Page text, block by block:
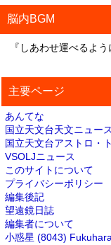
脳内BGM
『しあわせ運べるよう
主要ページ
あんてな
国立天文台天文ニュース
国立天文台アストロ・
VSOLJニュース
このサイトについて
プライバシーポリシー
編集後記
望遠鏡日誌
編集者について
小惑星 (8043) Fukuhara